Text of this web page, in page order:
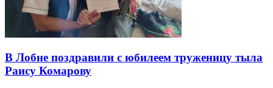
В Лобне поздравили с юбилеем труженицу тыла
Раису Комарову